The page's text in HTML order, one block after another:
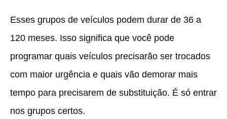
Esses grupos de veículos podem durar de 36 a
120 meses. Isso significa que você pode
programar quais veículos precisarão ser trocados
com maior urgência e quais vão demorar mais
tempo para precisarem de substituição. É só entrar
nos grupos certos.